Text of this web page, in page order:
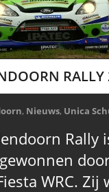
RALLY
, Nieuws, Unica
Rally
WRC.